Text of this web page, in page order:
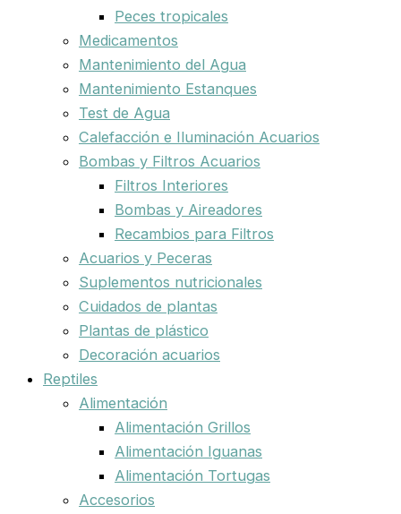
Peces tropicales
Medicamentos
Mantenimiento del Agua
Mantenimiento Estanques
Test de Agua
Calefacción e Iluminación Acuarios
Bombas y Filtros Acuarios
Filtros Interiores
Bombas y Aireadores
Recambios para Filtros
Acuarios y Peceras
Suplementos nutricionales
Cuidados de plantas
Plantas de plástico
Decoración acuarios
Reptiles
Alimentación
Alimentación Grillos
Alimentación Iguanas
Alimentación Tortugas
Accesorios